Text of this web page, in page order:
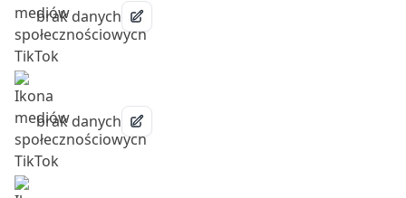
brak danych
brak danych